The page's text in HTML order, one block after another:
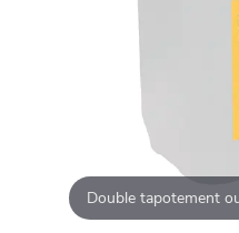
Double tapotement